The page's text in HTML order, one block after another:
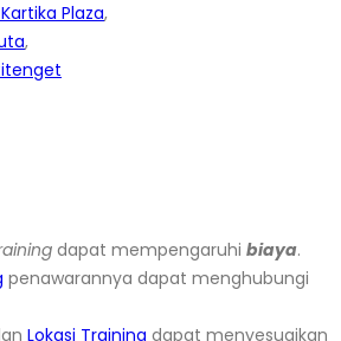
Plaza,
,
dapat mempengaruhi biaya.
penawarannya dapat menghubungi
Lokasi Training dapat menyesuaikan